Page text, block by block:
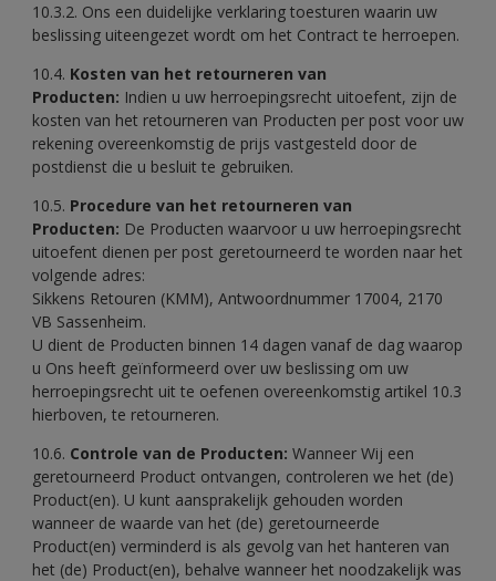
10.3.2. Ons een duidelijke verklaring toesturen waarin uw
beslissing uiteengezet wordt om het Contract te herroepen.
10.4. Kosten van het retourneren van
Producten: Indien u uw herroepingsrecht uitoefent, zijn de
kosten van het retourneren van Producten per post voor uw
rekening overeenkomstig de prijs vastgesteld door de
postdienst die u besluit te gebruiken.
10.5. Procedure van het retourneren van
Producten: De Producten waarvoor u uw herroepingsrecht
uitoefent dienen per post geretourneerd te worden naar het
volgende adres:
Sikkens Retouren (KMM), Antwoordnummer 17004, 2170
VB Sassenheim.
U dient de Producten binnen 14 dagen vanaf de dag waarop
u Ons heeft geïnformeerd over uw beslissing om uw
herroepingsrecht uit te oefenen overeenkomstig artikel 10.3
hierboven, te retourneren.
10.6. Controle van de Producten: Wanneer Wij een
geretourneerd Product ontvangen, controleren we het (de)
Product(en). U kunt aansprakelijk gehouden worden
wanneer de waarde van het (de) geretourneerde
Product(en) verminderd is als gevolg van het hanteren van
het (de) Product(en), behalve wanneer het noodzakelijk was